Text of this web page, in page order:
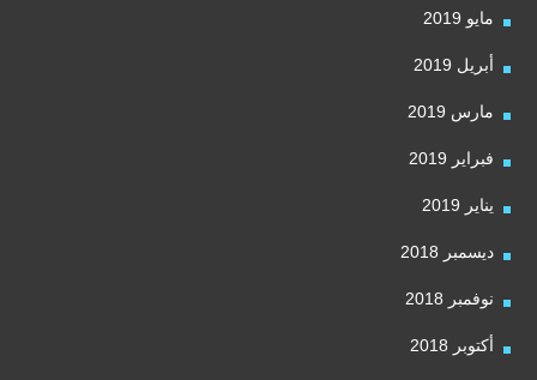
مايو 2019
أبريل 2019
مارس 2019
فبراير 2019
يناير 2019
ديسمبر 2018
نوفمبر 2018
أكتوبر 2018